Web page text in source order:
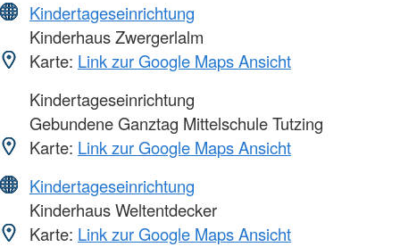
Kindertageseinrichtung
Kinderhaus Zwergerlalm
Karte: Link zur Google Maps Ansicht
Kindertageseinrichtung
Gebundene Ganztag Mittelschule Tutzing
Karte: Link zur Google Maps Ansicht
Kindertageseinrichtung
Kinderhaus Weltentdecker
Karte: Link zur Google Maps Ansicht